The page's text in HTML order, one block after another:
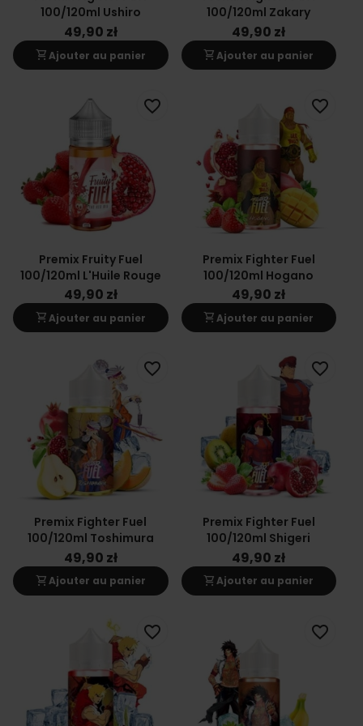
100/120ml Ushiro
49,90 zł
shopping_cartAjouter au panier
100/120ml Zakary
49,90 zł
shopping_cartAjouter au panier
Premix Fruity Fuel
100/120ml L'Huile Rouge
49,90 zł
shopping_cartAjouter au panier
favorite_border
Premix Fighter Fuel
100/120ml Hogano
49,90 zł
shopping_cartAjouter au panier
favorite_border
Premix Fighter Fuel
100/120ml Toshimura
49,90 zł
shopping_cartAjouter au panier
favorite_border
Premix Fighter Fuel
100/120ml Shigeri
49,90 zł
shopping_cartAjouter au panier
favorite_border
favorite_border favorite_border